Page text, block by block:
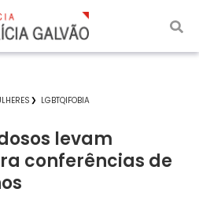
LGBTQIFOBIA
levam
conferências de